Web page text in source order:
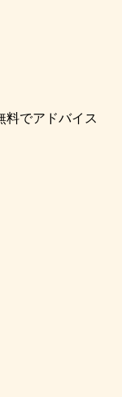
料でアドバイス